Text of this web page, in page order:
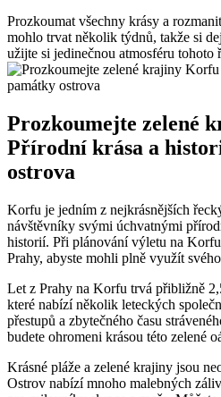
Prozkoumat všechny krásy a
mohlo trvat několik týdnů, takže si
užijte si jedinečnou atmosféru tohoto
Prozkoumejte zelené
Přírodní krása a
ostrova
Korfu je jedním z nejkrásnějších
návštěvníky svými úchvatnými
historií. Při plánování výletu na
Prahy, abyste mohli plně využít
Let z Prahy na Korfu trvá přibližně
které nabízí několik leteckých
přestupů a zbytečného času
budete ohromeni krásou této zelené
Krásné pláže a zelené krajiny jsou
Ostrov nabízí mnoho malebných